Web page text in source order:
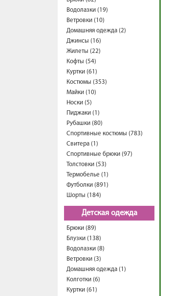
Водолазки (19)
Ветровки (10)
Домашняя одежда (2)
Джинсы (16)
Жилеты (22)
Кофты (54)
Куртки (61)
Костюмы (353)
Майки (10)
Носки (5)
Пиджаки (1)
Рубашки (80)
Спортивные костюмы (783)
Свитера (1)
Спортивные брюки (97)
Толстовки (53)
Термобелье (1)
Футболки (891)
Шорты (184)
Детская одежда
Брюки (89)
Блузки (138)
Водолазки (8)
Ветровки (3)
Домашняя одежда (1)
Колготки (6)
Куртки (61)